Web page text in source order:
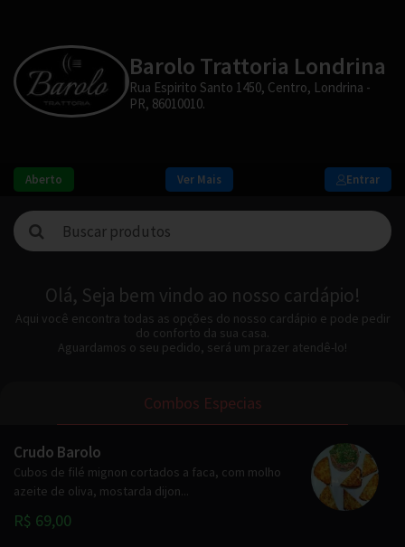
Barolo Trattoria Londrina
Rua Espirito Santo 1450, Centro, Londrina -
PR, 86010010.
Entrar
Aberto Ver Mais
Olá, Seja bem vindo ao nosso cardápio!
Aqui você encontra todas as opções do nosso cardápio e pode pedir
do conforto da sua casa.
Aguardamos o seu pedido, será um prazer atendê-lo!
Combos Especias
Crudo Barolo
Cubos de filé mignon cortados a faca, com molho
azeite de oliva, mostarda dijon...
R$ 69,00